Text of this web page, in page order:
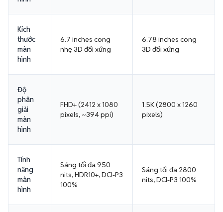
Kích
thước
màn
hình
6.7 inches cong
nhẹ 3D đối xứng
6.78 inches cong
3D đối xứng
Độ
phân
giải
màn
hình
FHD+ (2412 x 1080
pixels, ~394 ppi)
1.5K (2800 x 1260
pixels)
Tính
năng
màn
hình
Sáng tối đa 950
nits, HDR10+, DCI-P3
100%
Sáng tối đa 2800
nits, DCI-P3 100%